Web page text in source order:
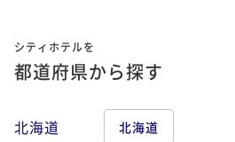
シティホテルを
都道府県から探す
北海道 北海道